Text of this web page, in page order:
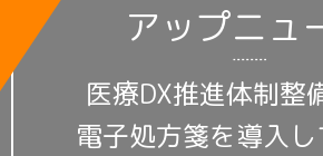
アップニュ
医療DX推進体制整
電子処方箋を導入